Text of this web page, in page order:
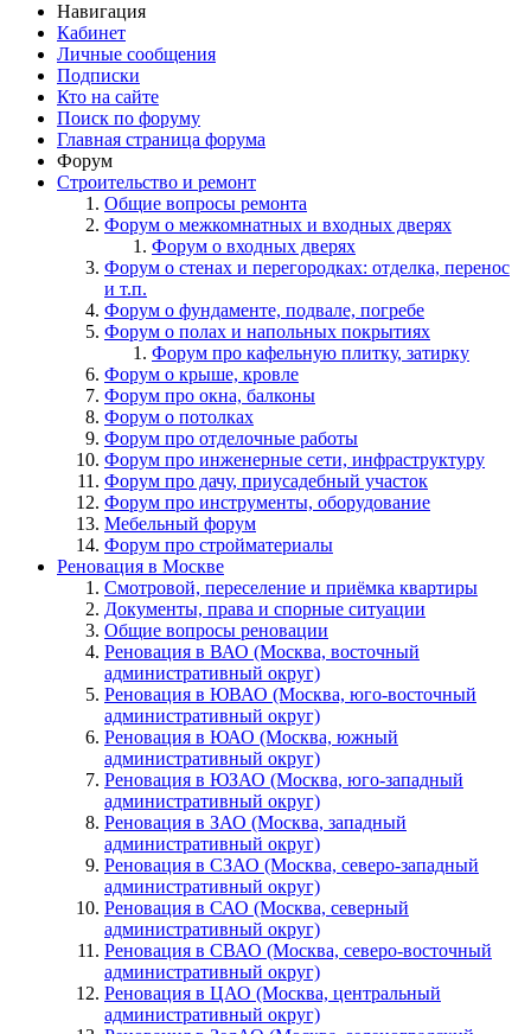
Навигация
Кабинет
Личные сообщения
Подписки
Кто на сайте
Поиск по форуму
Главная страница форума
Форум
Строительство и ремонт
Общие вопросы ремонта
Форум о межкомнатных и входных дверях
Форум о входных дверях
Форум о стенах и перегородках: отделка, перенос
и т.п.
Форум о фундаменте, подвале, погребе
Форум о полах и напольных покрытиях
Форум про кафельную плитку, затирку
Форум о крыше, кровле
Форум про окна, балконы
Форум о потолках
Форум про отделочные работы
Форум про инженерные сети, инфраструктуру
Форум про дачу, приусадебный участок
Форум про инструменты, оборудование
Мебельный форум
Форум про стройматериалы
Реновация в Москве
Смотровой, переселение и приёмка квартиры
Документы, права и спорные ситуации
Общие вопросы реновации
Реновация в ВАО (Москва, восточный
административный округ)
Реновация в ЮВАО (Москва, юго-восточный
административный округ)
Реновация в ЮАО (Москва, южный
административный округ)
Реновация в ЮЗАО (Москва, юго-западный
административный округ)
Реновация в ЗАО (Москва, западный
административный округ)
Реновация в СЗАО (Москва, северо-западный
административный округ)
Реновация в САО (Москва, северный
административный округ)
Реновация в СВАО (Москва, северо-восточный
административный округ)
Реновация в ЦАО (Москва, центральный
административный округ)